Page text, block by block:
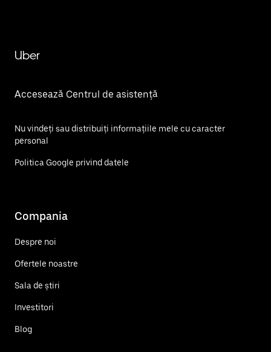
Uber
Accesează Centrul de asistență
Nu vindeți sau distribuiți informațiile mele cu caracter
personal
Politica Google privind datele
Compania
Despre noi
Ofertele noastre
Sala de știri
Investitori
Blog